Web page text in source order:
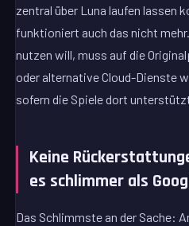
zentral über Luna laufen lassen
funktioniert auch das nicht
nutzen will, muss auf die
oder alternative Cloud-Dienste
sofern die Spiele dort
Keine
es schlimmer als
Das Schlimmste an der Sache: